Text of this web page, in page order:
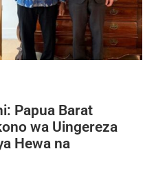
Papua Barat
wa Uingereza
Hewa na